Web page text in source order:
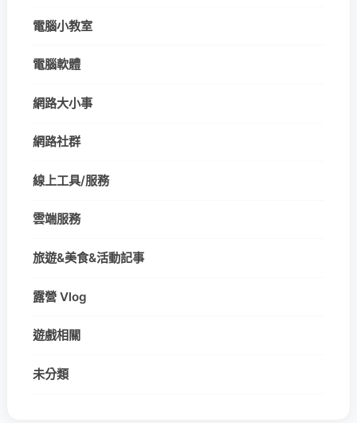
電腦小教室
電腦軟體
網路大小事
網路社群
線上工具/服務
雲端服務
旅遊&美食&活動記事
露營 Vlog
遊戲相關
未分類